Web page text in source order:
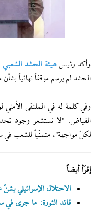
وأكد رئيسهيئة الحشد الشعبي
الحشد لم يرسم موقفاً نهائياً
وفي كلمة له في الملتقى
الفياض: "لا نستشعر وجود
لكلّ مواجهة"، متمنّياً للشعب في
إقرَأ أيضاً
الاحتلال الإسرائيلي
قائد الثورة: ما جرى